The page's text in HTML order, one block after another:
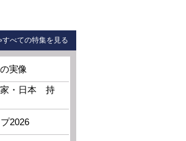
すべての特集を見る
実像
家・日本 持
2026